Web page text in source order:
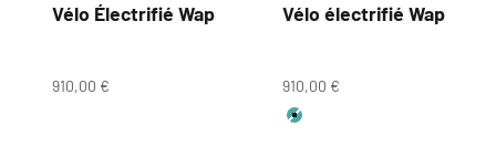
Vélo Électrifié Wap
Prix de vente
910,00 €
Vélo électrifié Wap
Prix de vente
910,00 €
Couleur
vert